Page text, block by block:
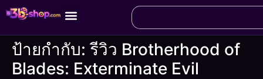
ป้ายกำกับ:รีวิว Brotherhood of
Blades: Exterminate Evil